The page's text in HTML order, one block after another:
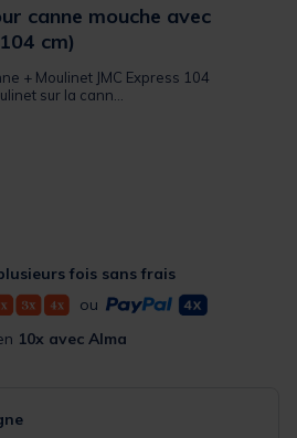
canne mouche avec
cm)
+ Moulinet JMC Express 104
sur la cann...
fois sans frais
ou
en 10x avec Alma